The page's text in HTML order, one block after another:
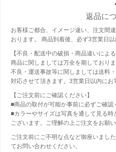
返品に
お客様ご都合、イメージ違い、注文間
おります。 商品到着後、必ず3営業日以
【不良・配送中の破損・商品違いによ
商品に関しましては万全を期しており
不良・運送事故等に関しましては送料
対応させて頂きます。3営業日以内にお
【ご注文前にご確認ください】
■商品の取付が可能か事前に必ずご確認
■カラーやサイズは写真を通して見る
ございます。ご理解の上ご注文をお願い
ご注文前にご不明な点など御座いまし
てお問い合わせください。